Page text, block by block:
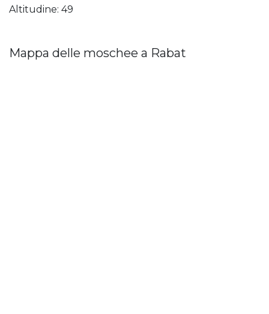
Altitudine: 49
Mappa delle moschee a Rabat